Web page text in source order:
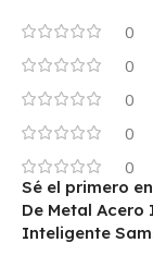
0
0
0
0
0
Sé el primero
De Metal
Inteligente